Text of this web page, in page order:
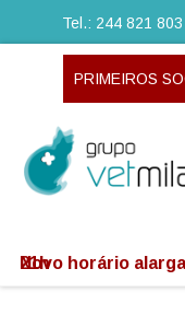
Tel.: 244 821 803
PRIMEIROS
Novo horário alargado, para sua segurança: 9h às 21h